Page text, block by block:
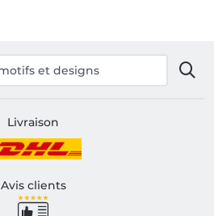
Livraison
Avis clients